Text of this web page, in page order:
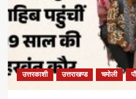
उत्तरकाशी उत्तराखण्ड चमोली